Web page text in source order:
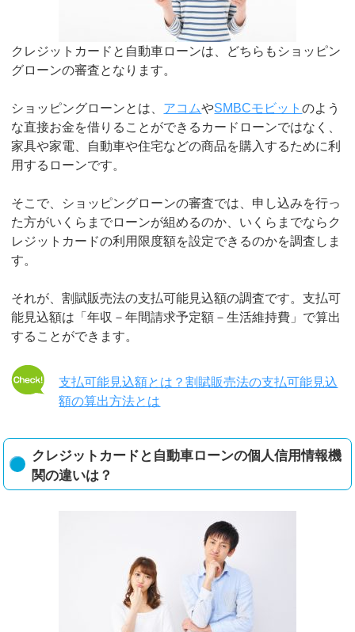
クレジットカードと自動車ローンは、どちらもショッピン
グローンの審査となります。
ショッピングローンとは、 アコムやSMBCモビットのよう
な直接お金を借りることができるカードローンではなく、
家具や家電、自動車や住宅などの商品を購入するために利
用するローンです。
そこで、ショッピングローンの審査では、申し込みを行っ
た方がいくらまでローンが組めるのか、いくらまでならク
レジットカードの利用限度額を設定できるのかを調査しま
す。
それが、割賦販売法の支払可能見込額の調査です。支払可
能見込額は「年収－年間請求予定額－生活維持費」で算出
することができます。
支払可能見込額とは？割賦販売法の支払可能見込
額の算出方法とは
クレジットカードと自動車ローンの個人信用情報機
関の違いは？